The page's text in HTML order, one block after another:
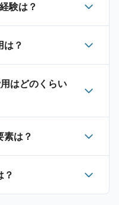
験は？
は？
はどのくらい
素は？
？